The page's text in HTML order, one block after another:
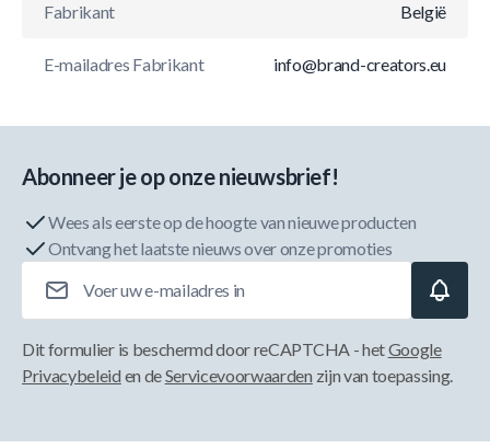
Fabrikant
België
E-mailadres Fabrikant info@brand-creators.eu
Abonneer je op onze nieuwsbrief!
Wees als eerste op de hoogte van nieuwe producten
Ontvang het laatste nieuws over onze promoties
Dit formulier is beschermd door reCAPTCHA - hetGoogle
Privacybeleid en deServicevoorwaarden zijn van toepassing.